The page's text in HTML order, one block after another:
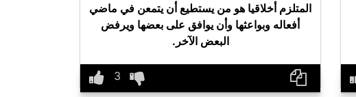
المتلزم أخلاقيا هو من يستطيع أن يتمعن في ماضي
أفعاله وبواعثها وأن يوافق على بعضها ويرفض
البعض الآخر.